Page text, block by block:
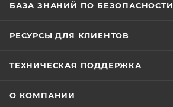
БАЗА ЗНАНИЙ ПО БЕЗОПАСНОСТИ
РЕСУРСЫ ДЛЯ КЛИЕНТОВ
ТЕХНИЧЕСКАЯ ПОДДЕРЖКА
О КОМПАНИИ